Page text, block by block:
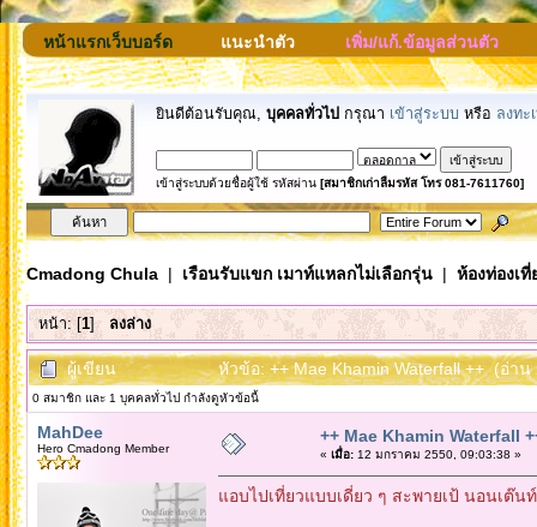
หน้าแรกเว็บบอร์ด แนะนำตัว เพิ่ม/แก้.ข้อมูลส่วนตัว
ยินดีต้อนรับคุณ, บุคคลทั่วไป กรุณา เข้าสู่ระบบ หรือ ลงทะ
เข้าสู่ระบบด้วยชื่อผู้ใช้ รหัสผ่าน [สมาชิกเก่าลืมรหัส โทร 081-7611760]
Cmadong Chula| เรือนรับแขก เมาท์แหลกไม่เลือกรุ่น| ห้องท่องเ
หน้า: [1] ลงล่าง
ผู้เขียน หัวข้อ: ++ Mae Khamin Waterfall ++ (อ่าน
0 สมาชิก และ 1 บุคคลทั่วไป กำลังดูหัวข้อนี้
MahDee
Hero Cmadong Member
++ Mae Khamin Waterfall
« เมื่อ:12 มกราคม 2550, 09:03:38 »
แอบไปเที่ยวแบบเดี่ยว ๆ สะพายเป้ นอนเ